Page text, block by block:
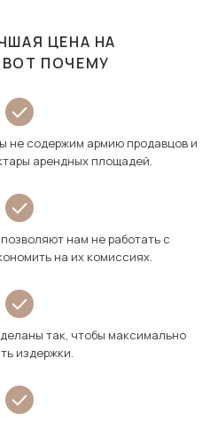
ЦЕНА НА
ВОТ ПОЧЕМУ
не содержим армию продавцов и
арендных площадей.
нам не работать с
на их комиссиях.
так, чтобы максимально
издержки.